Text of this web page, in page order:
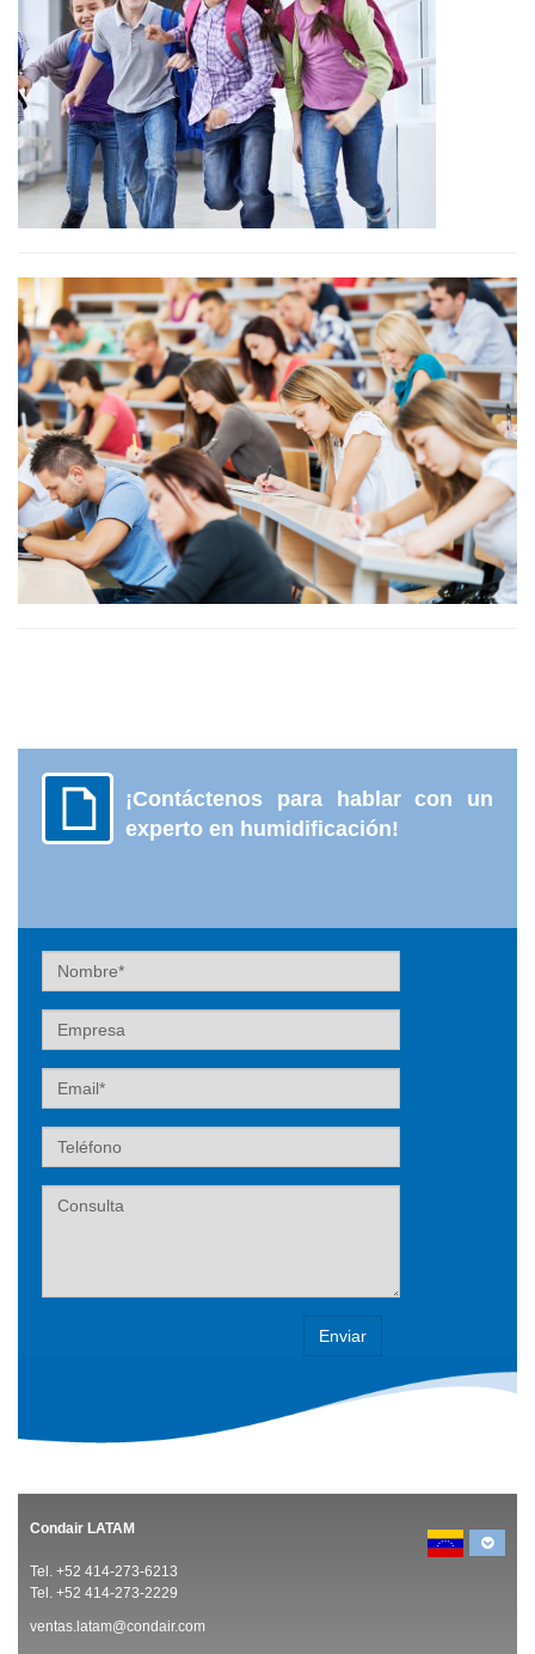
¡Contáctenos para hablar con un
experto en humidificación!
Nombre
Empresa
Email
Teléfono
Label
Condair LATAM
Tel. +52 414-273-6213
Tel. +52 414-273-2229
ventas.latam@condair.com